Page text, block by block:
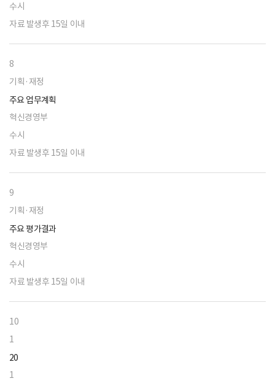
수시
자료 발생후 15일 이내
8
기획·재정
주요 업무계획
혁신경영부
수시
자료 발생후 15일 이내
9
기획·재정
주요 평가결과
혁신경영부
수시
자료 발생후 15일 이내
10
1
20
1